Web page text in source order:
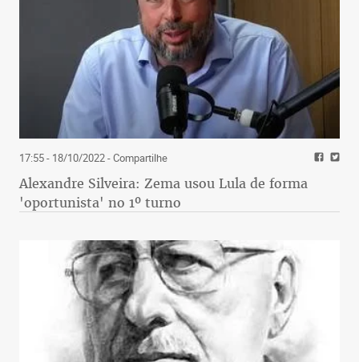
17:55 - 18/10/2022- Compartilhe
Alexandre Silveira: Zema usou Lula de forma
'oportunista' no 1º turno